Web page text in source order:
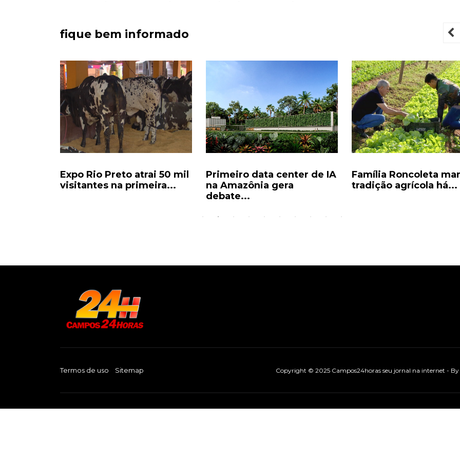
fique bem informado
Expo Rio Preto atrai 50 mil
visitantes na primeira...
Primeiro data center de IA
na Amazônia gera
debate...
Família Roncoleta
tradição agrícola há...
Termos de uso Sitemap Copyright © 2025 Campos24horas seu jornal na internet - By